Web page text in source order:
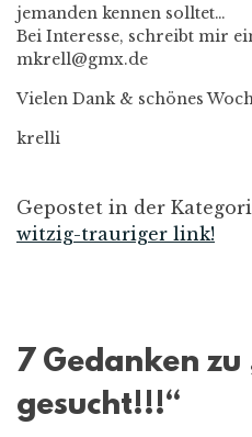
jemanden kennen solltet…
Bei Interesse, schreibt mir
mkrell@gmx.de
Vielen Dank & schönes
krelli
Gepostet in der
witzig-trauriger link!
7 Gedanken zu
gesucht!!!“